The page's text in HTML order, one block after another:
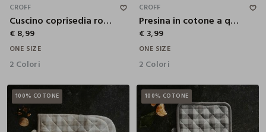
CROFF
Cuscino coprisedia rotondo a quadretti
€ 8,99
ONE SIZE
2 Colori
CROFF
Presina in cotone a quadretti
€ 3,99
ONE SIZE
2 Colori
100% COTONE 100% COTONE